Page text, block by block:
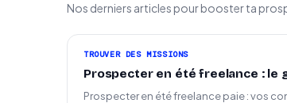
Nos derniers articles pour booster ta
TROUVER DES MISSIONS
Prospecter en été freelance : le
Prospecter en été freelance paie : vos